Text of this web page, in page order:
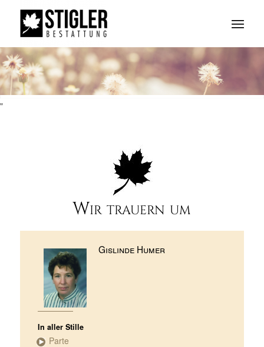
"
Wir trauern um
Gislinde Humer
In aller Stille
Parte